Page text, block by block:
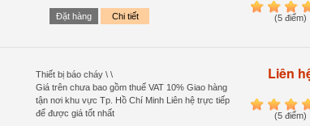
Đặt hàng Chi tiết
1 2 3 4
(5 điểm)
Thiết bị báo cháy \ \
Giá trên chưa bao gồm thuế VAT 10% Giao hàng
tận nơi khu vực Tp. Hồ Chí Minh Liên hệ trực tiếp
để được giá tốt nhất
Liên
1 2 3 4
(5 điểm)